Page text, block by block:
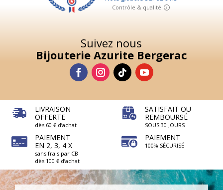
Suivez nous
Bijouterie Azurite Bergerac
LIVRAISON
OFFERTE
dès 60 € d’achat
PAIEMENT
EN 2, 3, 4 X
sans frais par CB
dès 100 € d’achat
SATISFAIT OU
REMBOURSÉ
SOUS 30 JOURS
PAIEMENT
100% SÉCURISÉ